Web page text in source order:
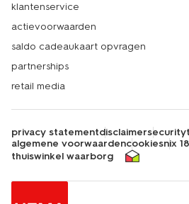
klantenservice
actievoorwaarden
saldo cadeaukaart opvragen
partnerships
retail media
privacy statementdisclaimersecurity
algemene voorwaardencookiesnix 18
thuiswinkel waarborg